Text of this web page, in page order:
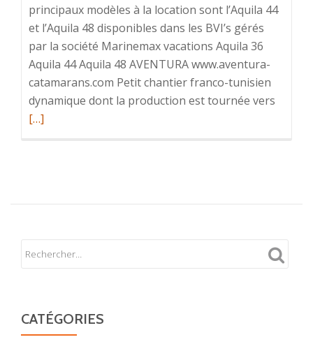
principaux modèles à la location sont l’Aquila 44
et l’Aquila 48 disponibles dans les BVI’s gérés
par la société Marinemax vacations Aquila 36
Aquila 44 Aquila 48 AVENTURA www.aventura-
catamarans.com Petit chantier franco-tunisien
dynamique dont la production est tournée vers
les
à
[…]
CATÉGORIES